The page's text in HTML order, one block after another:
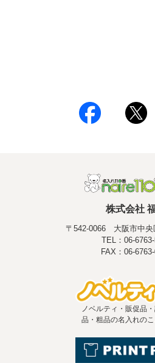
株式会社
〒542-0066 大阪市中央
TEL：06-
FAX：06-
ノベルティ・販促品
品・粗品の名入れのこ